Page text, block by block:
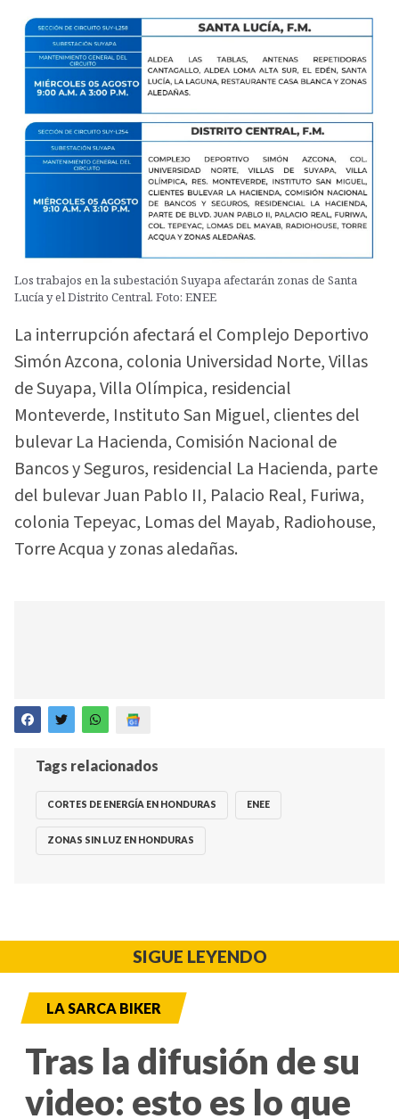
Los trabajos en la subestación Suyapa afectarán zonas de Santa
Lucía y el Distrito Central. Foto: ENEE
La interrupción afectará el Complejo Deportivo
Simón Azcona, colonia Universidad Norte, Villas
de Suyapa, Villa Olímpica, residencial
Monteverde, Instituto San Miguel, clientes del
bulevar La Hacienda, Comisión Nacional de
Bancos y Seguros, residencial La Hacienda, parte
del bulevar Juan Pablo II, Palacio Real, Furiwa,
colonia Tepeyac, Lomas del Mayab, Radiohouse,
Torre Acqua y zonas aledañas.
Tags relacionados
CORTES DE ENERGÍA EN HONDURAS ENEE
ZONAS SIN LUZ EN HONDURAS
SIGUE LEYENDO
LA SARCA BIKER
Tras la difusión de su
video: esto es lo que